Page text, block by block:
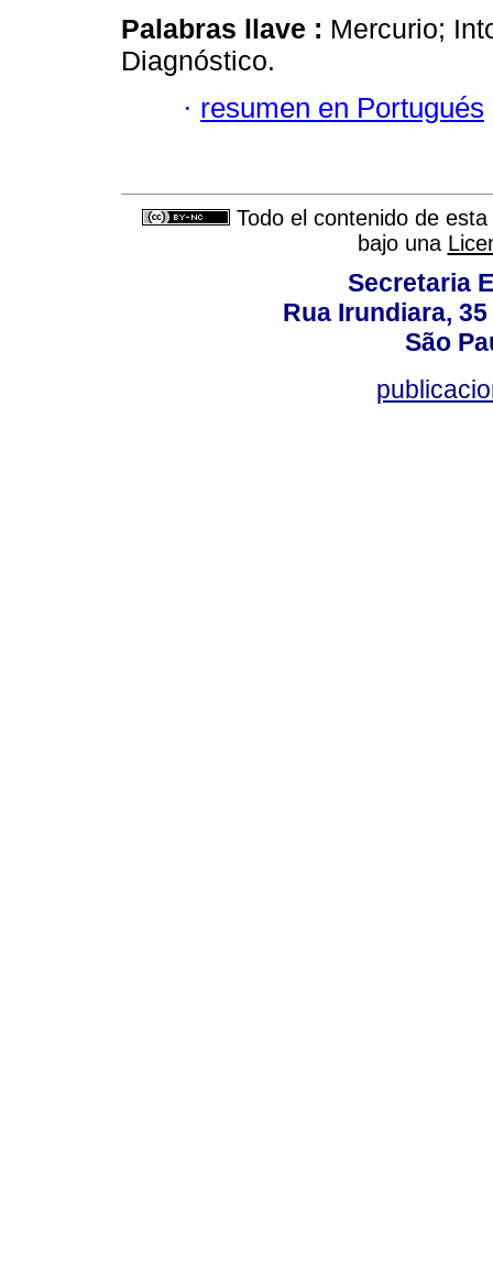
Palabras llave : Mercurio;
Diagnóstico.
· resumen en Portugués
Todo el contenido de
bajo una
Secretaria
Rua Irundiara,
São